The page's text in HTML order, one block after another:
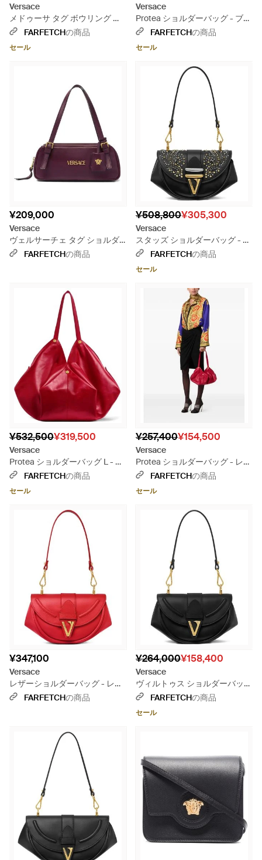
Versace
メドゥーサ タグ ボウリング シ
ョルダーバッグ - ブルー
FARFETCHの商品
セール
Versace
Protea ショルダーバッグ - ブラ
ックFARFETCHの商品
セール
¥209,000
Versace
ヴェルサーチェ タグ ショルダ
ーバッグ - パープル
FARFETCHの商品
¥508,800¥305,300
Versace
スタッズ ショルダーバッグ - ブ
ラックFARFETCHの商品
セール
¥532,500¥319,500
Versace
Protea ショルダーバッグ L - レ
ッドFARFETCHの商品
セール
¥257,400¥154,500
Versace
Protea ショルダーバッグ - レッ
ド
FARFETCHの商品
セール
¥347,100
Versace
レザーショルダーバッグ - レッ
ド
FARFETCHの商品
¥264,000¥158,400
Versace
ヴィルトゥス ショルダーバッグ
S - ブラック
FARFETCHの商品
セール